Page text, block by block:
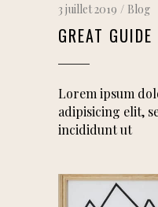
3 juillet 2019 Blog
GREAT GUIDE
Lorem ipsum
adipisicing elit,
incididunt ut